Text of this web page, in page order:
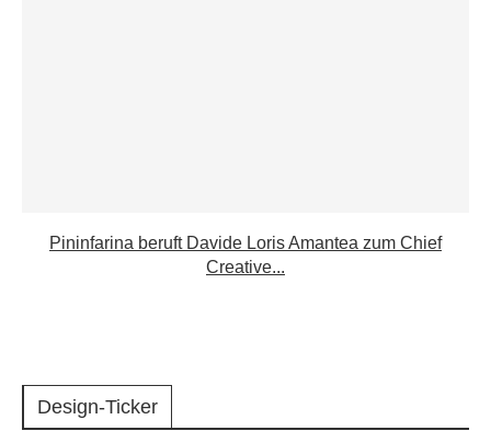
Pininfarina beruft Davide Loris Amantea zum Chief
Creative...
Design-Ticker